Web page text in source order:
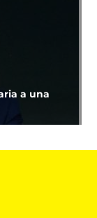
a una